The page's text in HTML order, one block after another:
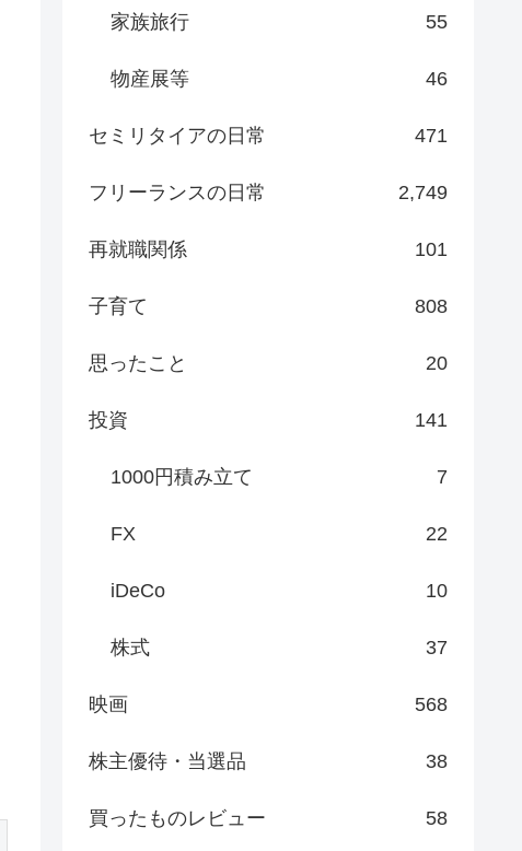
家族旅行 55
物産展等 46
セミリタイアの日常 471
フリーランスの日常 2,749
再就職関係 101
子育て 808
思ったこと 20
投資 141
1000円積み立て 7
FX 22
iDeCo 10
株式 37
映画 568
株主優待・当選品 38
買ったものレビュー 58